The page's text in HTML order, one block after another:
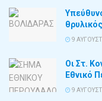
9
Οι Στ.
Εθνικό
9